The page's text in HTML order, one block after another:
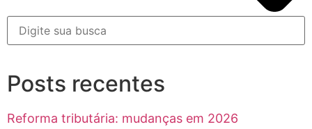
Posts recentes
Reforma tributária: mudanças em 2026